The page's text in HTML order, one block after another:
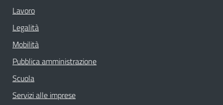
Lavoro
Legalità
Mobilità
Pubblica amministrazione
Scuola
Servizi alle imprese